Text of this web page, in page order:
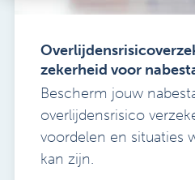
Tandartsen
zekerheid voor
Bescherm jouw
overlijdensrisico
voordelen en situaties
kan zijn.